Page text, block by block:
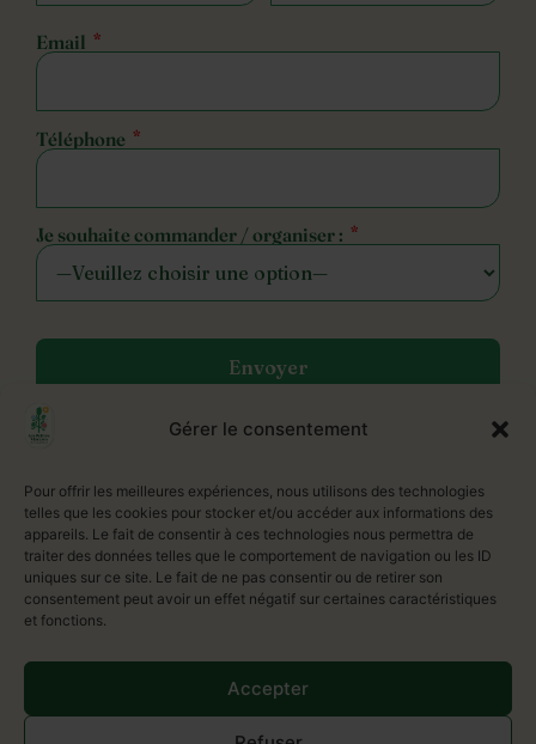
Gérer le consentement
Pour offrir les meilleures expériences, nous utilisons des technologies
telles que les cookies pour stocker et/ou accéder aux informations des
appareils. Le fait de consentir à ces technologies nous permettra de
traiter des données telles que le comportement de navigation ou les ID
uniques sur ce site. Le fait de ne pas consentir ou de retirer son
consentement peut avoir un effet négatif sur certaines caractéristiques
et fonctions.
Accepter
Email *
Téléphone *
Je souhaite commander / organiser : *
Restaurant Les Petites Maryses
Jardinerie Botanic